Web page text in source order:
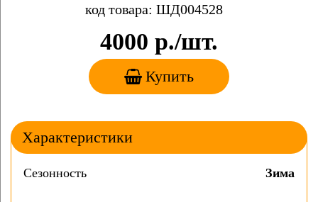
код товара: ШД004528
4000 р./шт.
Купить
Характеристики
Сезонность Зима